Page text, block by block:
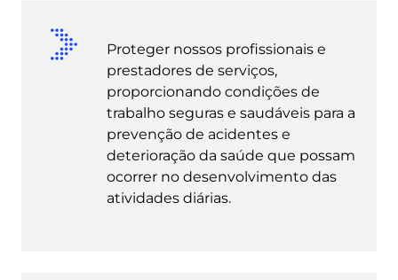
Proteger nossos profissionais e
prestadores de serviços,
proporcionando condições de
trabalho seguras e saudáveis para a
prevenção de acidentes e
deterioração da saúde que possam
ocorrer no desenvolvimento das
atividades diárias.